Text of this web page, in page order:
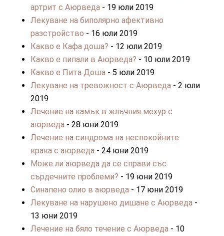
артрит с Аюрведа- 19 юли 2019
Лекуване на биполярно афективно
разстройство - 16 юли 2019
Какво е Кафа доша? - 12 юли 2019
Какво е пипали в Аюрведа? - 10 юли 2019
Какво е Пита Доша- 5 юли 2019
Лекуване на тревожност с Аюрведа- 2 юли
2019
Лечение на камък в жлъчния мехур с
аюрведа- 28 юни 2019
Лечение на синдрома на неспокойните
крака с аюрведа- 24 юни 2019
Може ли аюрведа да се справи със
сърдечните проблеми? - 19 юни 2019
Синапено олио в аюрведа- 17 юни 2019
Лекуване на нарушено дишане с Аюрведа-
13 юни 2019
Лечение на бяло течение с Аюрведа- 10